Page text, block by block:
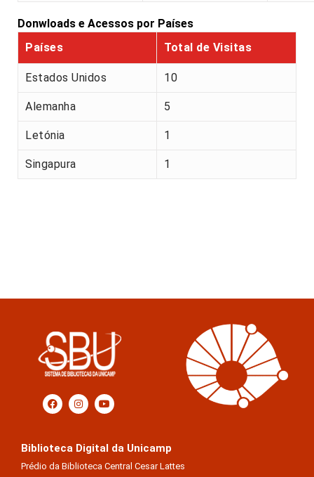
Donwloads e Acessos por Países
Países
Total de Visitas
Estados Unidos 10
Alemanha 5
Letónia 1
Singapura 1
Biblioteca Digital da Unicamp
Prédio da Biblioteca Central Cesar Lattes